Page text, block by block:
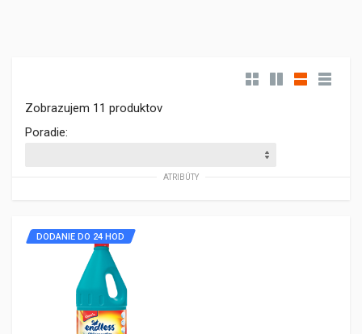
Zobrazujem 11 produktov
Poradie:
ATRIBÚTY
DODANIE DO 24 HOD